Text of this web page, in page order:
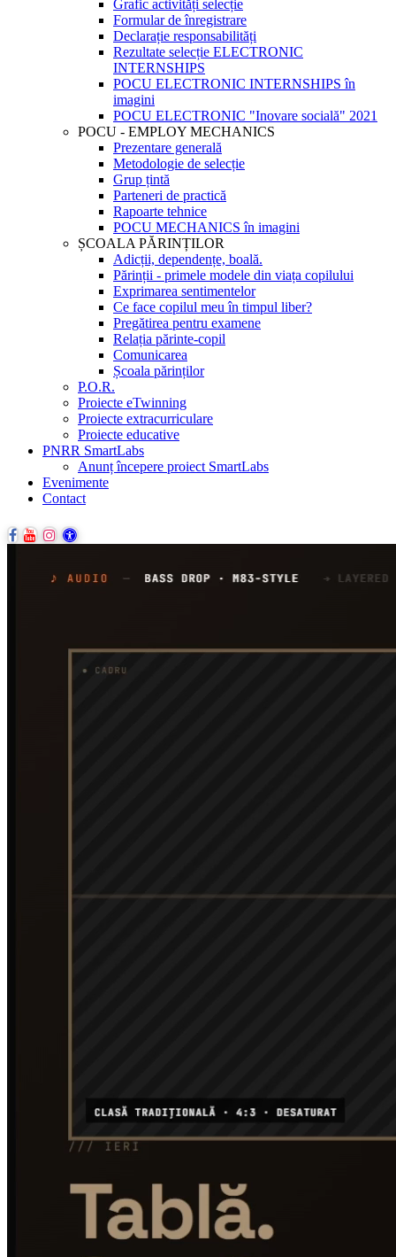
Grafic activități selecție
Formular de înregistrare
Declarație responsabilități
Rezultate selecție ELECTRONIC
INTERNSHIPS
POCU ELECTRONIC INTERNSHIPS în
imagini
POCU ELECTRONIC "Inovare socială" 2021
POCU - EMPLOY MECHANICS
Prezentare generală
Metodologie de selecție
Grup țintă
Parteneri de practică
Rapoarte tehnice
POCU MECHANICS în imagini
ȘCOALA PĂRINȚILOR
Adicții, dependențe, boală.
Părinții - primele modele din viața copilului
Exprimarea sentimentelor
Ce face copilul meu în timpul liber?
Pregătirea pentru examene
Relația părinte-copil
Comunicarea
Școala părinților
P.O.R.
Proiecte eTwinning
Proiecte extracurriculare
Proiecte educative
PNRR SmartLabs
Anunț începere proiect SmartLabs
Evenimente
Contact